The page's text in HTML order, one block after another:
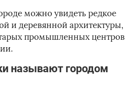
можно увидеть редкое
и деревянной архитектуры,
промышленных центров
называют городом